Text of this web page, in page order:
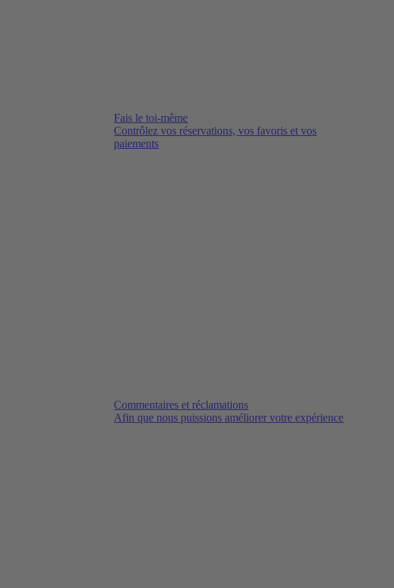
Fais le toi-même
Contrôlez vos réservations, vos favoris et vos
paiements
Commentaires et réclamations
Afin que nous puissions améliorer votre expérience